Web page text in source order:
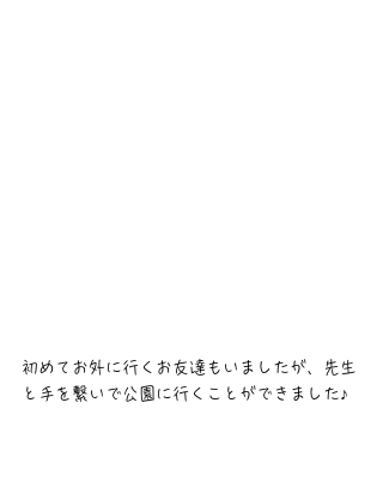
初めてお外に行くお友達もいましたが、先生
と手を繋いで公園に行くことができました♪